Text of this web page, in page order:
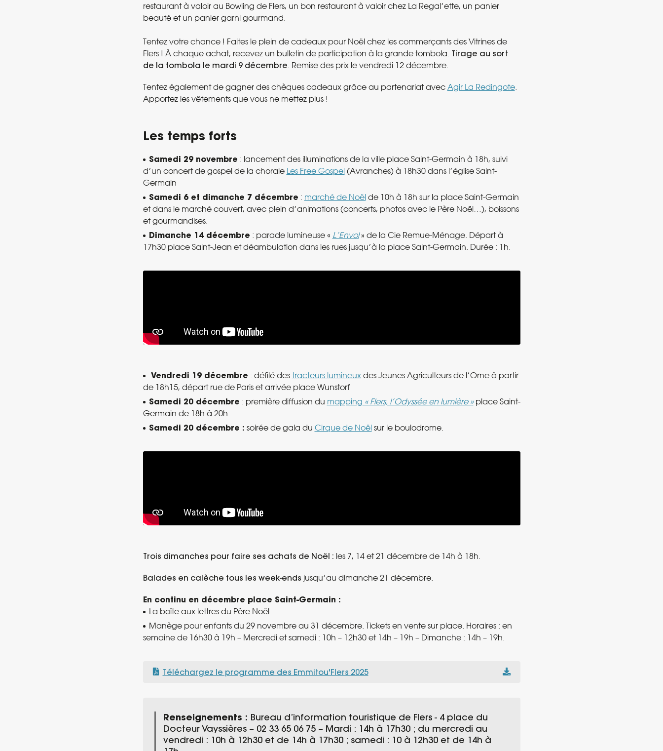
restaurant à valoir au Bowling de Flers, un bon restaurant à valoir chez La Regal’ette, un panier
beauté et un panier garni gourmand.
Tentez votre chance ! Faites le plein de cadeaux pour Noël chez les commerçants des Vitrines de
Flers ! À chaque achat, recevez un bulletin de participation à la grande tombola. Tirage au sort
de la tombola le mardi 9 décembre . Remise des prix le vendredi 12 décembre.
Tentez également de gagner des chèques cadeaux grâce au partenariat avec Agir La Redingote.
Apportez les vêtements que vous ne mettez plus !
Les temps forts
Samedi 29 novembre : lancement des illuminations de la ville place Saint-Germain à 18h, suivi
d’un concert de gospel de la chorale Les Free Gospel(Avranches) à 18h30 dans l’église Saint-
Germain
Samedi 6 et dimanche 7 décembre : marché de Noëlde 10h à 18h sur la place Saint-Germain
et dans le marché couvert, avec plein d’animations (concerts, photos avec le Père Noël…), boissons
et gourmandises.
Dimanche 14 décembre : parade lumineuse « L’Envol» de la Cie Remue-Ménage. Départ à
17h30 place Saint-Jean et déambulation dans les rues jusqu’à la place Saint-Germain. Durée : 1h.
Vendredi 19 décembre : défilé des tracteurs lumineuxdes Jeunes Agriculteurs de l’Orne à partir
de 18h15, départ rue de Paris et arrivée place Wunstorf
Samedi 20 décembre : première diffusion du mapping « Flers, l’Odyssée en lumière »place Saint-
Germain de 18h à 20h
Samedi 20 décembre : soirée de gala du Cirque de Noëlsur le boulodrome.
Trois dimanches pour faire ses achats de Noël : les 7, 14 et 21 décembre de 14h à 18h.
Balades en calèche tous les week-ends jusqu’au dimanche 21 décembre.
En continu en décembre place Saint-Germain :
La boîte aux lettres du Père Noël
Manège pour enfants du 29 novembre au 31 décembre. Tickets en vente sur place. Horaires : en
semaine de 16h30 à 19h – Mercredi et samedi : 10h – 12h30 et 14h – 19h – Dimanche : 14h – 19h.
Téléchargez le programme des Emmitou'Flers 2025
Renseignements : Bureau d’information touristique de Flers - 4 place du
Docteur Vayssières – 02 33 65 06 75 – Mardi : 14h à 17h30 ; du mercredi au
vendredi : 10h à 12h30 et de 14h à 17h30 ; samedi : 10 à 12h30 et de 14h à